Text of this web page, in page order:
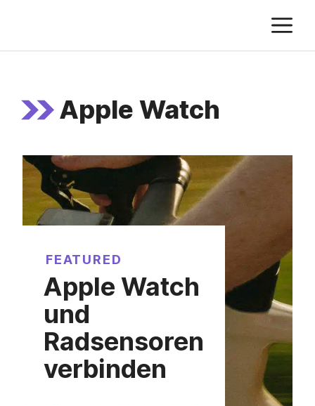
springen
Apple Watch
FEATURED
Apple Watch
und
Radsensoren
verbinden